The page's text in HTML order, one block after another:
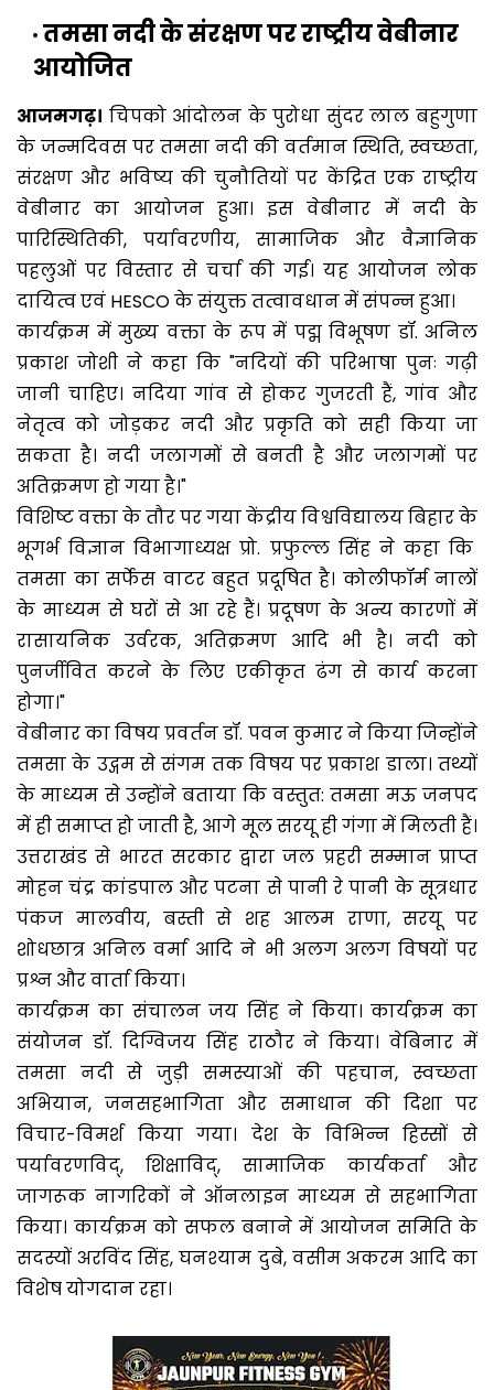
तमसा नदी के संरक्षण पर राष्ट्रीय वेबीनार
आयोजित
आजमगढ़। चिपको आंदोलन के पुरोधा सुंदर लाल बहुगुणा
के जन्मदिवस पर तमसा नदी की वर्तमान स्थिति, स्वच्छता,
संरक्षण और भविष्य की चुनौतियों पर केंद्रित एक राष्ट्रीय
वेबीनार का आयोजन हुआ। इस वेबीनार में नदी के
पारिस्थितिकी, पर्यावरणीय, सामाजिक और वैज्ञानिक
पहलुओं पर विस्तार से चर्चा की गई। यह आयोजन लोक
दायित्व एवं HESCO के संयुक्त तत्वावधान में संपन्न हुआ।
कार्यक्रम में मुख्य वक्ता के रूप में पद्म विभूषण डॉ. अनिल
प्रकाश जोशी ने कहा कि "नदियों की परिभाषा पुनः गढ़ी
जानी चाहिए। नदिया गांव से होकर गुजरती हैं, गांव और
नेतृत्व को जोड़कर नदी और प्रकृति को सही किया जा
सकता है। नदी जलागमों से बनती है और जलागमों पर
अतिक्रमण हो गया है।"
विशिष्ट वक्ता के तौर पर गया केंद्रीय विश्वविद्यालय बिहार के
भूगर्भ विज्ञान विभागाध्यक्ष प्रो. प्रफुल्ल सिंह ने कहा कि
तमसा का सर्फेस वाटर बहुत प्रदूषित है। कोलीफॉर्म नालों
के माध्यम से घरों से आ रहे हैं। प्रदूषण के अन्य कारणों में
रासायनिक उर्वरक, अतिक्रमण आदि भी है। नदी को
पुनर्जीवित करने के लिए एकीकृत ढंग से कार्य करना
होगा।"
वेबीनार का विषय प्रवर्तन डॉ. पवन कुमार ने किया जिन्होंने
तमसा के उद्गम से संगम तक विषय पर प्रकाश डाला। तथ्यों
के माध्यम से उन्होंने बताया कि वस्तुत: तमसा मऊ जनपद
में ही समाप्त हो जाती है, आगे मूल सरयू ही गंगा में मिलती हैं।
उत्तराखंड से भारत सरकार द्वारा जल प्रहरी सम्मान प्राप्त
मोहन चंद्र कांडपाल और पटना से पानी रे पानी के सूत्रधार
पंकज मालवीय, बस्ती से शह आलम राणा, सरयू पर
शोधछात्र अनिल वर्मा आदि ने भी अलग अलग विषयों पर
प्रश्न और वार्ता किया।
कार्यक्रम का संचालन जय सिंह ने किया। कार्यक्रम का
संयोजन डॉ. दिग्विजय सिंह राठौर ने किया। वेबिनार में
तमसा नदी से जुड़ी समस्याओं की पहचान, स्वच्छता
अभियान, जनसहभागिता और समाधान की दिशा पर
विचार-विमर्श किया गया। देश के विभिन्न हिस्सों से
पर्यावरणविद्, शिक्षाविद्, सामाजिक कार्यकर्ता और
जागरूक नागरिकों ने ऑनलाइन माध्यम से सहभागिता
किया। कार्यक्रम को सफल बनाने में आयोजन समिति के
सदस्यों अरविंद सिंह, घनश्याम दुबे, वसीम अकरम आदि का
विशेष योगदान रहा।